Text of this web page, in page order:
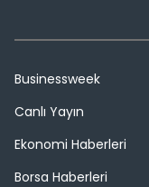
Businessweek
Canlı Yayın
Ekonomi Haberleri
Borsa Haberleri